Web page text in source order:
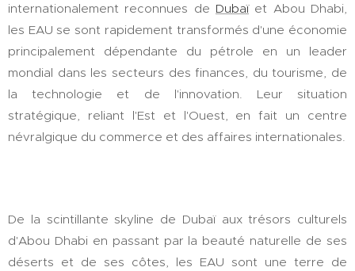
internationalement reconnues de Dubaïet Abou Dhabi,
les EAU se sont rapidement transformés d'une économie
principalement dépendante du pétrole en un leader
mondial dans les secteurs des finances, du tourisme, de
la technologie et de l'innovation. Leur situation
stratégique, reliant l'Est et l'Ouest, en fait un centre
névralgique du commerce et des affaires internationales.
De la scintillante skyline de Dubaï aux trésors culturels
d'Abou Dhabi en passant par la beauté naturelle de ses
déserts et de ses côtes, les EAU sont une terre de